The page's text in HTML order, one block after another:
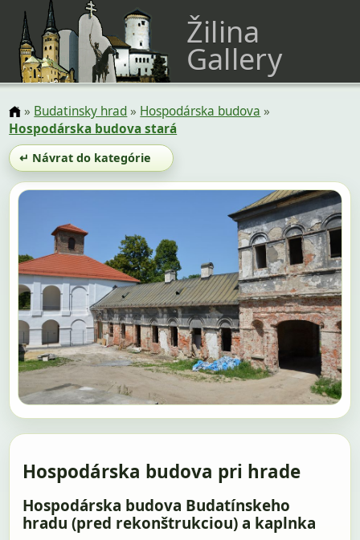
Žilina
Gallery
» Budatinsky hrad» Hospodárska budova »
Hospodárska budova stará
↵ Návrat do kategórie
Hospodárska budova pri hrade
Hospodárska budova Budatínskeho
hradu (pred rekonštrukciou) a kaplnka